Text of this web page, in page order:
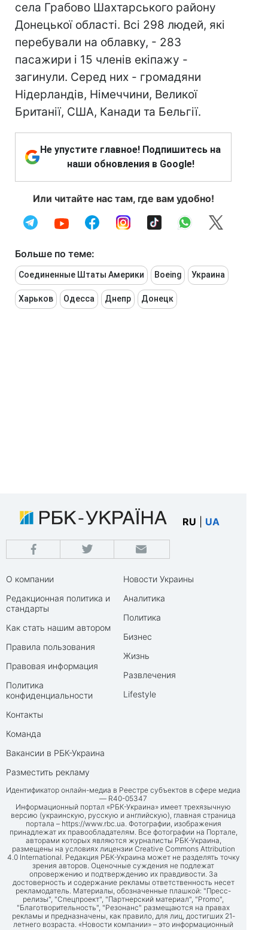
села Грабово Шахтарського району
Донецької області. Всі 298 людей, які
перебували на облавку, - 283
пасажири і 15 членів екіпажу -
загинули. Серед них - громадяни
Нідерландів, Німеччини, Великої
Британії, США, Канади та Бельгії.
Не упустите главное! Подпишитесь на
наши обновления в Google!
Или читайте нас там, где вам удобно!
Больше по теме:
Соединенные Штаты Америки Boeing Украина
Харьков Одесса Днепр Донецк
RU UA
О компании
Редакционная политика и
стандарты
Как стать нашим автором
Правила пользования
Правовая информация
Политика
конфиденциальности
Контакты
Команда
Вакансии в РБК-Украина
Разместить рекламу
Новости Украины
Аналитика
Политика
Бизнес
Жизнь
Развлечения
Lifestyle
Идентификатор онлайн-медиа в Реестре субъектов в сфере медиа
— R40-05347
Информационный портал «РБК-Украина» имеет трехязычную
версию (украинскую, русскую и английскую), главная страница
портала – https://www.rbc.ua. Фотографии, изображения
принадлежат их правообладателям. Все фотографии на Портале,
авторами которых являются журналисты РБК-Украина,
размещены на условиях лицензии Creative Commons Attribution
4.0 International. Редакция РБК-Украина может не разделять точку
зрения авторов. Оценочные суждения не подлежат
опровержению и подтверждению их правдивости. За
достоверность и содержание рекламы ответственность несет
рекламодатель. Материалы, обозначенные плашкой: "Пресс-
релизы", "Спецпроект", "Партнерский материал", "Promo",
"Благотворительность", "Резонанс" размещаются на правах
рекламы и предназначены, как правило, для лиц, достигших 21-
летнего возраста. «Новости компании» – это информационный